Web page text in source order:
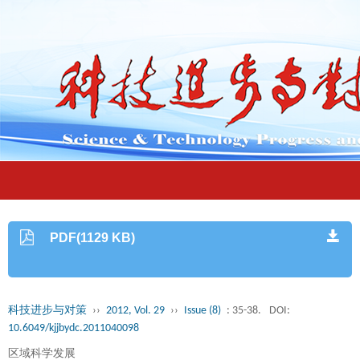
PDF(1129 KB)
科技进步与对策 ›› 2012, Vol. 29 ›› Issue (8) : 35-38.
DOI:
10.6049/kjjbydc.2011040098
区域科学发展